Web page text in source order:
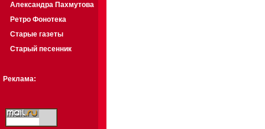
Александра Пахмутова
Ретро Фонотека
Старые газеты
Старый песенник
Реклама: